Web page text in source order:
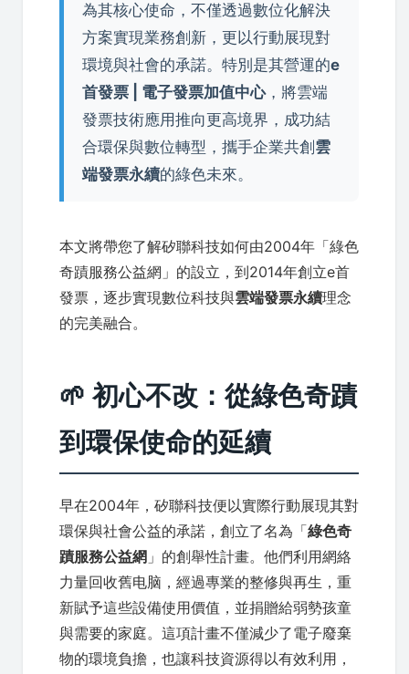
為其核心使命，不僅透過數位化解決
方案實現業務創新，更以行動展現對
環境與社會的承諾。特別是其營運的e
首發票 | 電子發票加值中心，將雲端
發票技術應用推向更高境界，成功結
合環保與數位轉型，攜手企業共創 雲
端發票永續的綠色未來。
本文將帶您了解矽聯科技如何由2004年「綠色
奇蹟服務公益網」的設立，到2014年創立e首
發票，逐步實現數位科技與雲端發票永續理念
的完美融合。
🌱 初心不改：從綠色奇蹟
到環保使命的延續
早在2004年，矽聯科技便以實際行動展現其對
環保與社會公益的承諾，創立了名為「綠色奇
蹟服務公益網 」的創舉性計畫。他們利用網絡
力量回收舊电脑，經過專業的整修與再生，重
新賦予這些設備使用價值，並捐贈給弱勢孩童
與需要的家庭。這項計畫不僅減少了電子廢棄
物的環境負擔，也讓科技資源得以有效利用，